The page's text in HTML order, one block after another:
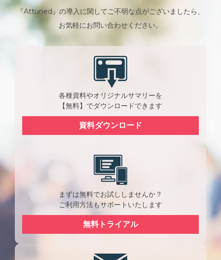
『Attuned』の導入に関してご不明な点がございましたら、
お気軽にお問い合わせください。
各種資料やオリジナルサマリーを
【無料】でダウンロードできます
資料ダウンロード
まずは無料でお試ししませんか？
ご利用方法もサポートいたします
無料トライアル